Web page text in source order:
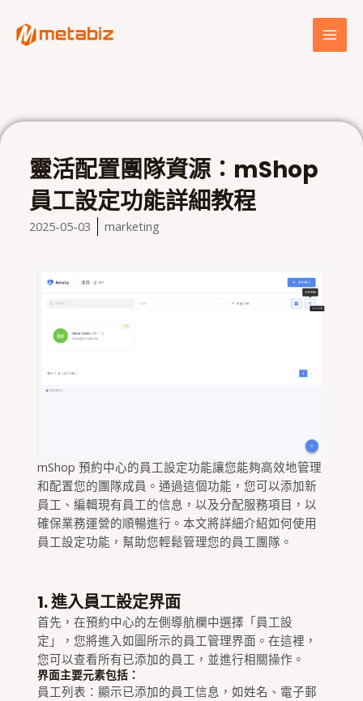
靈活配置團隊資源：mShop
員工設定功能詳細教程
2025-05-03 marketing
mShop 預約中心的員工設定功能讓您能夠高效地管理
和配置您的團隊成員。通過這個功能，您可以添加新
員工、編輯現有員工的信息，以及分配服務項目，以
確保業務運營的順暢進行。本文將詳細介紹如何使用
員工設定功能，幫助您輕鬆管理您的員工團隊。
1. 進入員工設定界面
首先，在預約中心的左側導航欄中選擇「員工設
定」，您將進入如圖所示的員工管理界面。在這裡，
您可以查看所有已添加的員工，並進行相關操作。
界面主要元素包括：
員工列表：顯示已添加的員工信息，如姓名、電子郵